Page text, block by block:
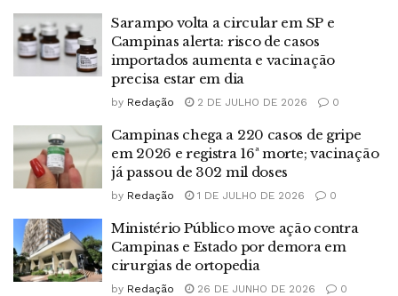
Sarampo volta a circular em SP e
Campinas alerta: risco de casos
importados aumenta e vacinação
precisa estar em dia
by Redação 2 DE JULHO DE 2026 0
Campinas chega a 220 casos de gripe
em 2026 e registra 16ª morte; vacinação
já passou de 302 mil doses
by Redação 1 DE JULHO DE 2026 0
Ministério Público move ação contra
Campinas e Estado por demora em
cirurgias de ortopedia
by Redação 26 DE JUNHO DE 2026 0